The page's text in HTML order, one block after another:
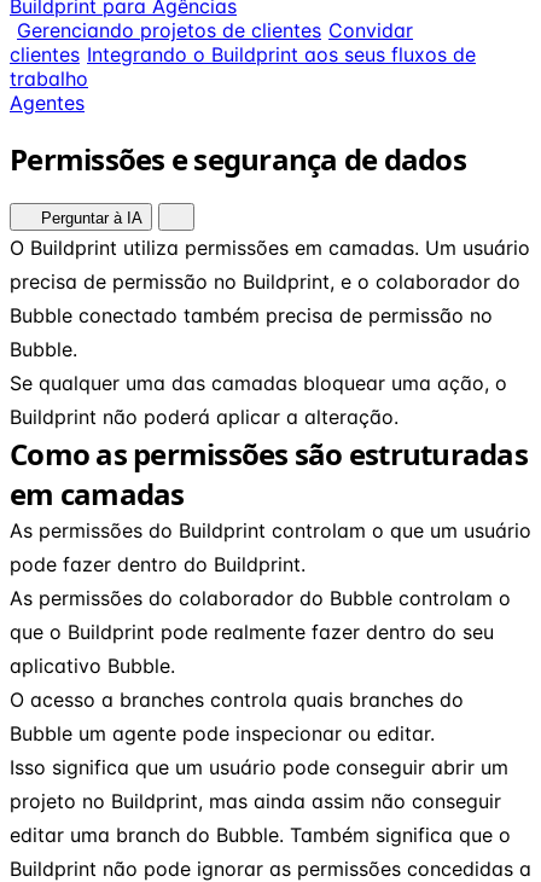
Buildprint para Agências
Gerenciando projetos de clientes Convidar
clientes Integrando o Buildprint aos seus fluxos de
trabalho
Agentes
Permissões e segurança de dados
Perguntar à IA
O Buildprint utiliza permissões em camadas. Um usuário
precisa de permissão no Buildprint, e o colaborador do
Bubble conectado também precisa de permissão no
Bubble.
Se qualquer uma das camadas bloquear uma ação, o
Buildprint não poderá aplicar a alteração.
Como as permissões são estruturadas
em camadas
As permissões do Buildprint controlam o que um usuário
pode fazer dentro do Buildprint.
As permissões do colaborador do Bubble controlam o
que o Buildprint pode realmente fazer dentro do seu
aplicativo Bubble.
O acesso a branches controla quais branches do
Bubble um agente pode inspecionar ou editar.
Isso significa que um usuário pode conseguir abrir um
projeto no Buildprint, mas ainda assim não conseguir
editar uma branch do Bubble. Também significa que o
Buildprint não pode ignorar as permissões concedidas a